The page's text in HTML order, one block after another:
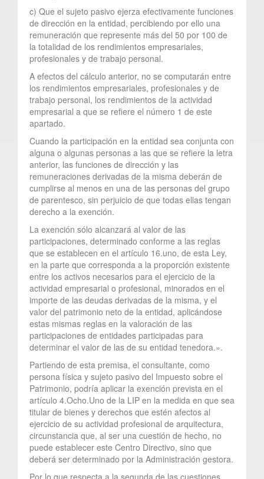
c) Que el sujeto pasivo ejerza efectivamente funciones
de dirección en la entidad, percibiendo por ello una
remuneración que represente más del 50 por 100 de
la totalidad de los rendimientos empresariales,
profesionales y de trabajo personal.
A efectos del cálculo anterior, no se computarán entre
los rendimientos empresariales, profesionales y de
trabajo personal, los rendimientos de la actividad
empresarial a que se refiere el número 1 de este
apartado.
Cuando la participación en la entidad sea conjunta con
alguna o algunas personas a las que se refiere la letra
anterior, las funciones de dirección y las
remuneraciones derivadas de la misma deberán de
cumplirse al menos en una de las personas del grupo
de parentesco, sin perjuicio de que todas ellas tengan
derecho a la exención.
La exención sólo alcanzará al valor de las
participaciones, determinado conforme a las reglas
que se establecen en el artículo 16.uno, de esta Ley,
en la parte que corresponda a la proporción existente
entre los activos necesarios para el ejercicio de la
actividad empresarial o profesional, minorados en el
importe de las deudas derivadas de la misma, y el
valor del patrimonio neto de la entidad, aplicándose
estas mismas reglas en la valoración de las
participaciones de entidades participadas para
determinar el valor de las de su entidad tenedora.».
Partiendo de esta premisa, el consultante, como
persona física y sujeto pasivo del Impuesto sobre el
Patrimonio, podría aplicar la exención prevista en el
artículo 4.Ocho.Uno de la LIP en la medida en que sea
titular de bienes y derechos que estén afectos al
ejercicio de su actividad profesional de arquitectura,
circunstancia que, al ser una cuestión de hecho, no
puede establecer este Centro Directivo, sino que
deberá ser determinado por la Administración gestora.
Por lo que respecta a la segunda de las cuestiones